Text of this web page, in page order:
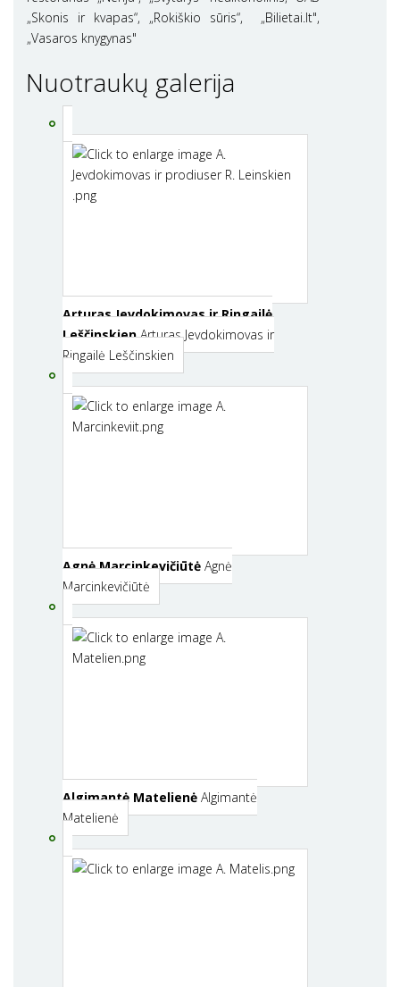
„Skonis ir kvapas“, „Rokiškio sūris“, „Bilietai.lt",
„Vasaros knygynas"
Nuotraukų galerija
Arturas Jevdokimovas ir Ringailė
Leščinskien Arturas Jevdokimovas ir
Ringailė Leščinskien
Agnė Marcinkevičiūtė Agnė
Marcinkevičiūtė
Algimantė Matelienė Algimantė
Matelienė